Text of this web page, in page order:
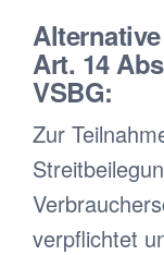
Art. 14
VSBG:
Zur
verpflichtet